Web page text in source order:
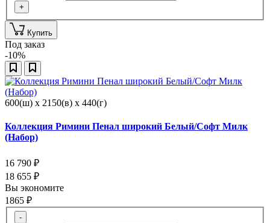
+
Купить
Под заказ
-10%
600(ш) x 2150(в) x 440(г)
Коллекция Римини Пенал широкий Белый/Софт Милк
(Набор)
16 790 ₽
18 655 ₽
Вы экономите
1865 ₽
-